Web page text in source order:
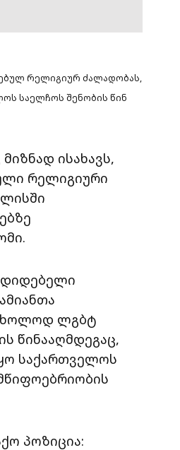
რელიგიურ ძალადობას,
საელჩოს შენობის წინ
ისახავს,
რელიგიური
მხოლოდ ლგბტ
წინააღმდეგაც,
საქართველოს
პოზიცია: